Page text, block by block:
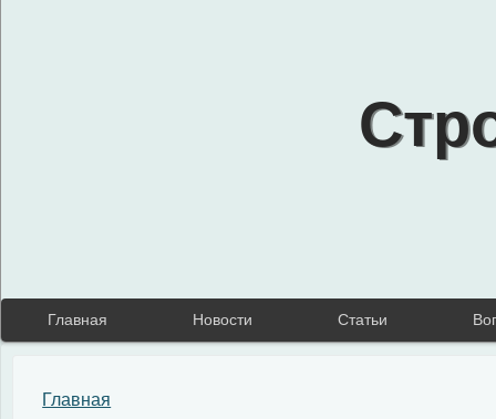
Главная Новости Статьи
Вы здесь
Главная